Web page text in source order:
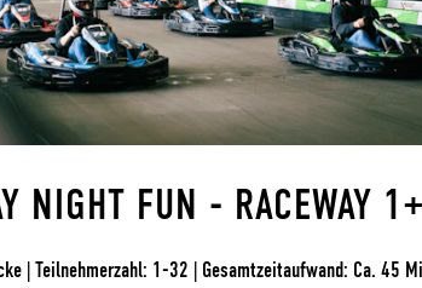
NIGHT FUN - RACEWAY
| Teilnehmerzahl: 1-32 | Gesamtzeitaufwand: Ca. 45